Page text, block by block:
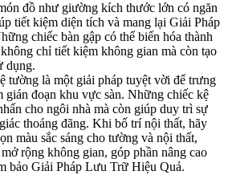
đồ như giường kích thước lớn có ngăn
tiết kiệm diện tích và mang lại Giải Pháp
chiếc bàn gập có thể biến hóa thành
chỉ tiết kiệm không gian mà còn tạo
dụng.
tường là một giải pháp tuyệt vời để trưng
gián đoạn khu vực sàn. Những chiếc kệ
cho ngôi nhà mà còn giúp duy trì sự
thoáng đãng. Khi bố trí nội thất, hãy
màu sắc sáng cho tường và nội thất,
rộng không gian, góp phần nâng cao
bảo Giải Pháp Lưu Trữ Hiệu Quả.